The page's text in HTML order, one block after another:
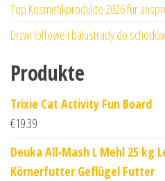
Top Kosmetikprodukte 2026 für
Drzwi loftowe i balustrady do
Produkte
Trixie Cat Activity Fun Board
€19.39
Deuka All-Mash L Mehl 25 kg
Körnerfutter Geflügel Futter